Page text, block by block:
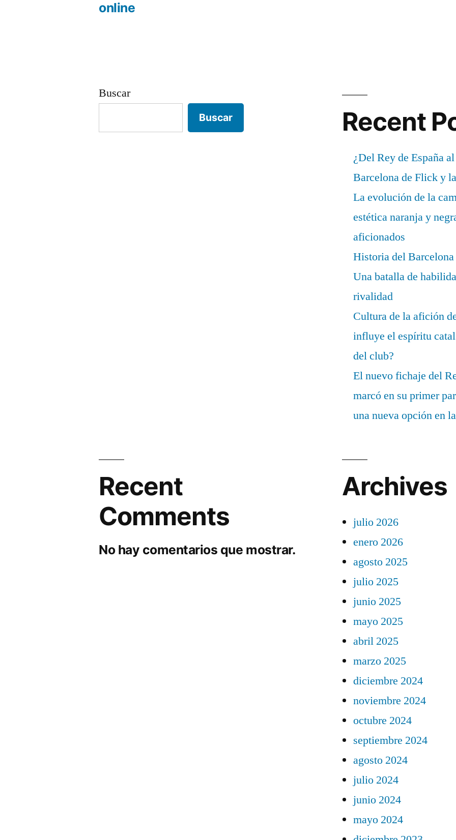
Navegación
online
Buscar
Buscar Recent
¿Del Rey de España
Barcelona de Flick y
La evolución de la
estética naranja y
aficionados
Historia del
Una batalla de
rivalidad
Cultura de la afición
influye el espíritu
del club?
El nuevo fichaje del
marcó en su primer
una nueva opción en
Recent
Comments
No hay comentarios que mostrar.
Archives
julio 2026
enero 2026
agosto 2025
julio 2025
junio 2025
mayo 2025
abril 2025
marzo 2025
diciembre 2024
noviembre 2024
octubre 2024
septiembre 2024
agosto 2024
julio 2024
junio 2024
mayo 2024